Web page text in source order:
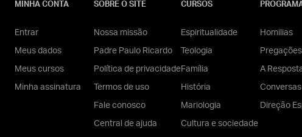
MINHA CONTA
Entrar
Meus dados
Meus cursos
Minha assinatura
SOBRE O SITE
Nossa missão
Padre Paulo Ricardo
Política de privacidade
Termos de uso
Fale conosco
Central de ajuda
CURSOS
Espiritualidade
Teologia
Família
História
Mariologia
Cultura e sociedade
Homilias
Pregações
A
Direção